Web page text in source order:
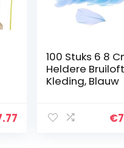
100 Stuks 6 8
Heldere Bruiloft
Kleding, Blauw
€